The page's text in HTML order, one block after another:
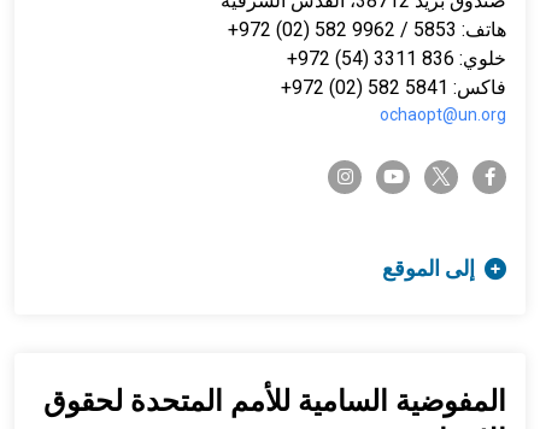
هاتف: 5853 / 9962 582 (02) 972+
خلوي: 836 3311 (54) 972+
فاكس: 5841 582 (02) 972+
ochaopt@un.org
facebook-f
twitter-x
youtube
instagram
إلى الموقع
المفوضية السامية للأمم المتحدة لحقوق